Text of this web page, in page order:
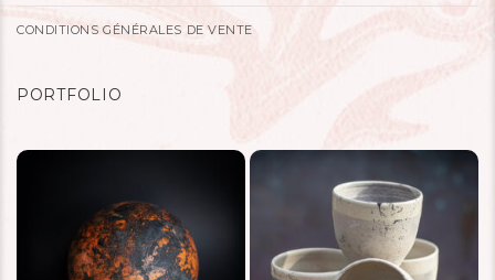
CONDITIONS GÉNÉRALES DE VENTE
PORTFOLIO